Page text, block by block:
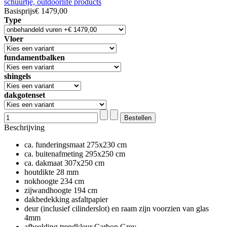
Basisprijs€ 1479,00
Type
Vloer
fundamentbalken
shingels
dakgotenset
Beschrijving
ca. funderingsmaat 275x230 cm
ca. buitenafmeting 295x250 cm
ca. dakmaat 307x250 cm
houtdikte 28 mm
nokhoogte 234 cm
zijwandhoogte 194 cm
dakbedekking asfaltpapier
deur (inclusief cilinderslot) en raam zijn voorzien van glas
4mm